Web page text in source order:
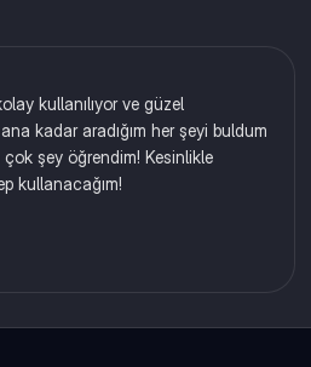
kullanılıyor ve güzel
kadar aradığım her şeyi buldum
şey öğrendim! Kesinlikle
kullanacağım!